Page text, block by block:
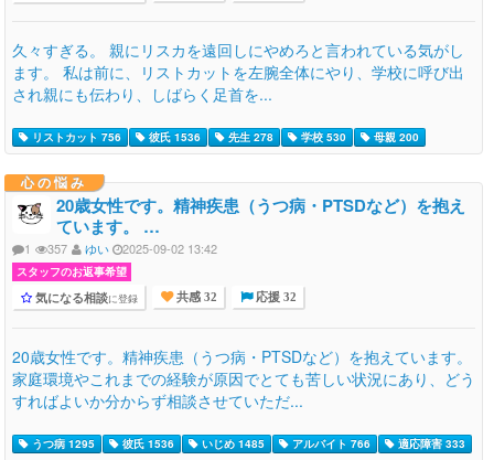
久々すぎる。 親にリスカを遠回しにやめろと言われている気がし
ます。 私は前に、リストカットを左腕全体にやり、学校に呼び出
され親にも伝わり、しばらく足首を...
リストカット 756 彼氏 1536 先生 278 学校 530 母親 200
心の悩み
20歳女性です。精神疾患（うつ病・PTSDなど）を抱え
ています。 …
1 357 ゆい 2025-09-02 13:42
スタッフのお返事希望
気になる相談に登録 共感 32 応援 32
20歳女性です。精神疾患（うつ病・PTSDなど）を抱えています。
家庭環境やこれまでの経験が原因でとても苦しい状況にあり、どう
すればよいか分からず相談させていただ...
うつ病 1295 彼氏 1536 いじめ 1485 アルバイト 766
適応障害 333